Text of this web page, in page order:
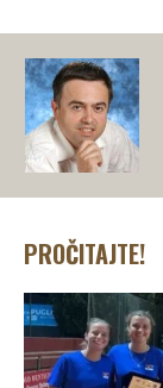
PROČITAJTE!